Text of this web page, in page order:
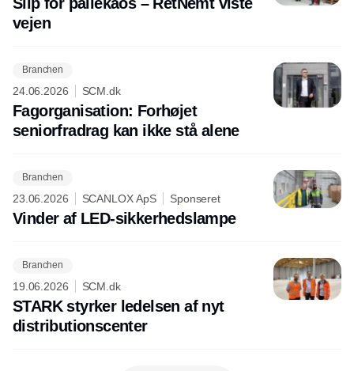
vejen
Branchen
24.06.2026 SCM.dk
Fagorganisation: Forhøjet
seniorfradrag kan ikke stå alene
Branchen
23.06.2026 SCANLOX ApS Sponseret
Vinder af LED-sikkerhedslampe
Branchen
19.06.2026 SCM.dk
STARK styrker ledelsen af nyt
distributionscenter